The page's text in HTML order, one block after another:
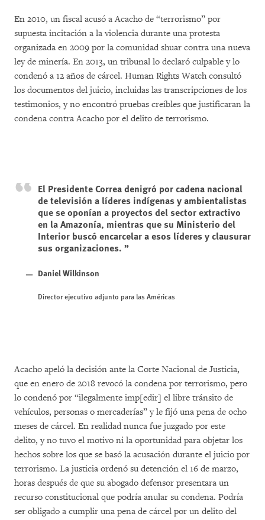
En 2010, un fiscal acusó a Acacho de “terrorismo” por
supuesta incitación a la violencia durante una protesta
organizada en 2009 por la comunidad shuar contra una nueva
ley de minería. En 2013, un tribunal lo declaró culpable y lo
condenó a 12 años de cárcel. Human Rights Watch consultó
los documentos del juicio, incluidas las transcripciones de los
testimonios, y no encontró pruebas creíbles que justificaran la
condena contra Acacho por el delito de terrorismo.
El Presidente Correa denigró por cadena nacional
de televisión a líderes indígenas y ambientalistas
que se oponían a proyectos del sector extractivo
en la Amazonía, mientras que su Ministerio del
Interior buscó encarcelar a esos líderes y clausurar
sus organizaciones.
Daniel Wilkinson
Director ejecutivo adjunto para las Américas
Acacho apeló la decisión ante la Corte Nacional de Justicia,
que en enero de 2018 revocó la condena por terrorismo, pero
lo condenó por “ilegalmente imp[edir] el libre tránsito de
vehículos, personas o mercaderías” y le fijó una pena de ocho
meses de cárcel. En realidad nunca fue juzgado por este
delito, y no tuvo el motivo ni la oportunidad para objetar los
hechos sobre los que se basó la acusación durante el juicio por
terrorismo. La justicia ordenó su detención el 16 de marzo,
horas después de que su abogado defensor presentara un
recurso constitucional que podría anular su condena. Podría
ser obligado a cumplir una pena de cárcel por un delito del